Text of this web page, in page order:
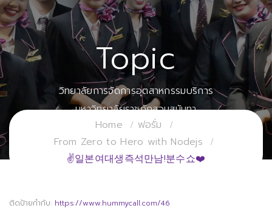
Topic
วิทยาลัยการจัดการอุตสาหกรรมบริการ
มหาวิทยาลัยราชภัฏสวนสุนันทา
Home
ฟอรั่ม
From Zero to Hero with Nodejs
✌일본여대생즉석만남!분수쇼❤️
ติดป้ายกำกับ: https://www.hummycall.com/46